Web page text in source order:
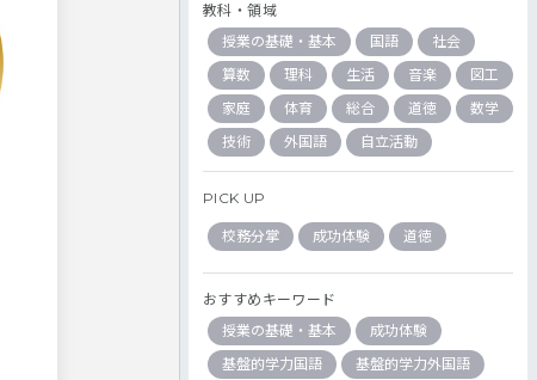
教科・領域
授業の基礎・基本
国語
社会
算数
理科 生活 音楽
図工
家庭
体育 総合 道徳
数学
技術
外国語 自立活動
PICK UP
校務分掌 成功体験 道徳
おすすめキーワード
授業の基礎・基本
成功体験
基盤的学力国語
基盤的学力外国語